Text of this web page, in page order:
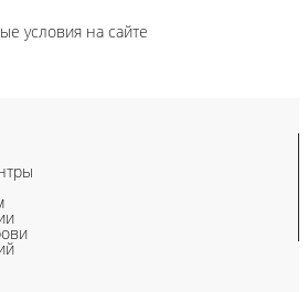
условия на сайте